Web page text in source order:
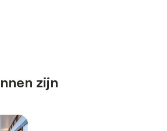
zijn